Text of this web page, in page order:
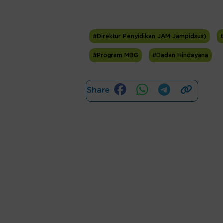
#Direktur Penyidikan JAM Jampidsus)
#Program MBG #Dadan Hindayana
Share